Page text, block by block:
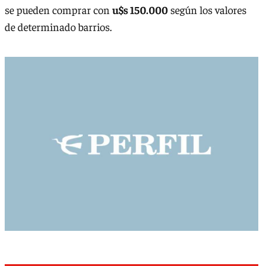
se pueden comprar con u$s 150.000 según los valores
de determinado barrios.